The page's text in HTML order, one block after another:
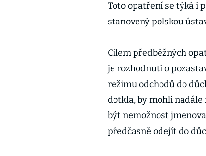
Toto opatření se týká i
stanovený polskou
Cílem předběžných
je rozhodnutí o
režimu odchodů do
dotkla, by mohli
být nemožnost
předčasně odejít do